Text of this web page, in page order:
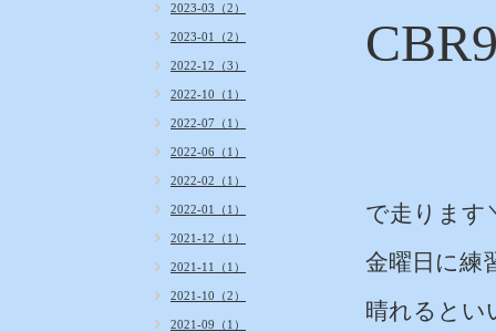
で走ります
金曜日に練
晴れるとい
2023-03（2）
2023-01（2）
2022-12（3）
2022-10（1）
2022-07（1）
2022-06（1）
2022-02（1）
2022-01（1）
2021-12（1）
2021-11（1）
2021-10（2）
2021-09（1）